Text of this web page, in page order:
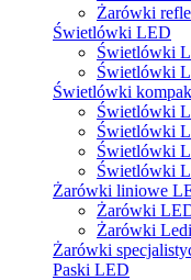
Żarówki
Świetlówki LED
Świetlówki
Świetlówki
Świetlówki
Świetlówki
Świetlówki
Świetlówki
Świetlówki
Żarówki liniowe
Żarówki
Żarówki
Żarówki
Paski LED